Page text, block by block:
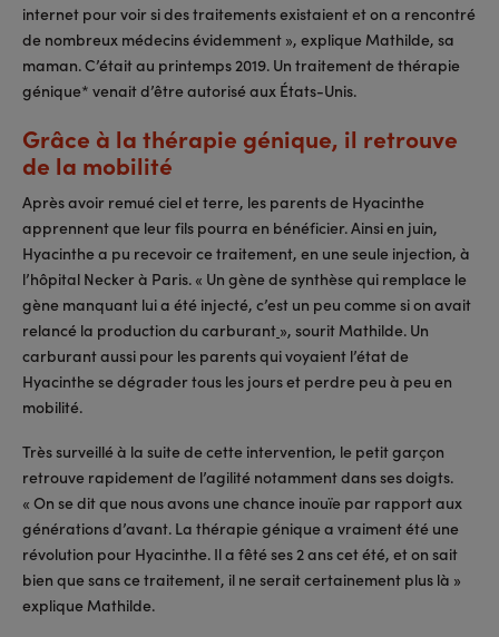
internet pour voir si des traitements existaient et on a rencontré
de nombreux médecins évidemment », explique Mathilde, sa
maman. C’était au printemps 2019. Un traitement de thérapie
génique* venait d’être autorisé aux États-Unis.
Grâce à la thérapie génique, il retrouve
de la mobilité
Après avoir remué ciel et terre, les parents de Hyacinthe
apprennent que leur fils pourra en bénéficier. Ainsi en juin,
Hyacinthe a pu recevoir ce traitement, en une seule injection, à
l’hôpital Necker à Paris. « Un gène de synthèse qui remplace le
gène manquant lui a été injecté, c’est un peu comme si on avait
relancé la production du carburant », sourit Mathilde. Un
carburant aussi pour les parents qui voyaient l’état de
Hyacinthe se dégrader tous les jours et perdre peu à peu en
mobilité.
Très surveillé à la suite de cette intervention, le petit garçon
retrouve rapidement de l’agilité notamment dans ses doigts.
« On se dit que nous avons une chance inouïe par rapport aux
générations d’avant. La thérapie génique a vraiment été une
révolution pour Hyacinthe. Il a fêté ses 2 ans cet été, et on sait
bien que sans ce traitement, il ne serait certainement plus là »
explique Mathilde.